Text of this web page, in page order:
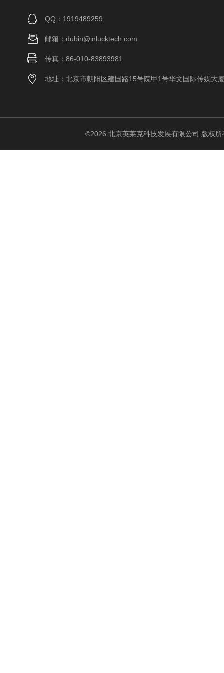
QQ：1919489259
邮箱：dubin@inlucktech.com
传真：86-010-83893981
地址：北京市朝阳区建国路15号院甲1号华文国际传媒大
©2026 北京英莱克科技发展有限公司 版